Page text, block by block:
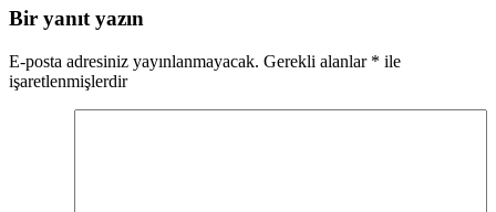
yaratma\n6. Daha fazla erişilebilirlik ve
Bir yanıt yazın
E-posta adresiniz yayınlanmayacak. Gerekli alanlar * ile
işaretlenmişlerdir